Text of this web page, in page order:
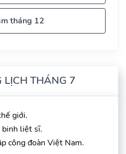
tháng 12
LỊCH THÁNG 7
giới.
liệt sĩ.
công đoàn Việt Nam.